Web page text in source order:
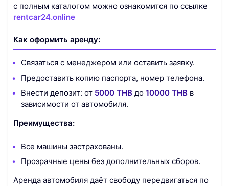
с полным каталогом можно ознакомится по ссылке
rentcar24.online
Как оформить аренду:
Связаться с менеджером или оставить заявку.
Предоставить копию паспорта, номер телефона.
Внести депозит: от 5000 THB до 10000 THB в
зависимости от автомобиля.
Преимущества:
Все машины застрахованы.
Прозрачные цены без дополнительных сборов.
Аренда автомобиля даёт свободу передвигаться по